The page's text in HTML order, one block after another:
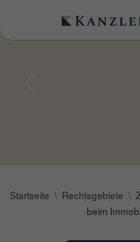
Startseite Rechtsgebiete
beim